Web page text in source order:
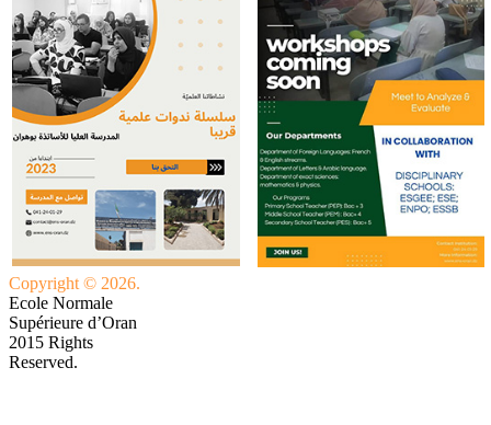
Copyright © 2026.
Ecole Normale
Supérieure d’Oran
2015 Rights
Reserved.